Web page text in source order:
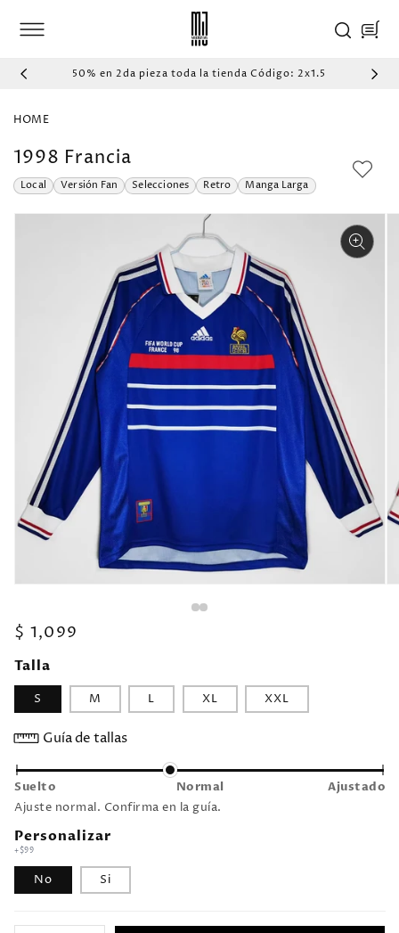
AL CONTENIDO
Carrito
50% en 2da pieza toda la tienda Código: 2x1.5
HOME
1998 Francia
Local Versión Fan Selecciones Retro Manga Larga
IR
Precio
habitual
$ 1,099
Talla
S M L XL XXL
Guía de tallas
Suelto Normal Ajustado
Ajuste normal. Confirma en la guía.
Personalizar
+$99
No Si